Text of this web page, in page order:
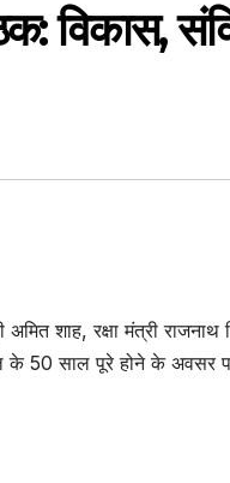
विकास,
शाह, रक्षा मंत्री राजनाथ
50 साल पूरे होने के अवसर पर